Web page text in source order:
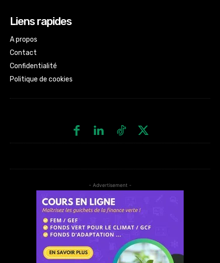
Liens rapides
A propos
Contact
Confidentialité
Politique de cookies
- Advertisement -